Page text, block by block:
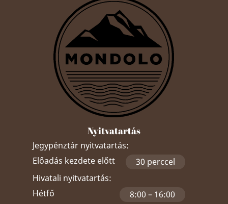
Nyitvatartás
Jegypénztár nyitvatartás:
Előadás kezdete előtt
30 perccel
Hivatali nyitvatartás:
Hétfő
8:00 – 16:00